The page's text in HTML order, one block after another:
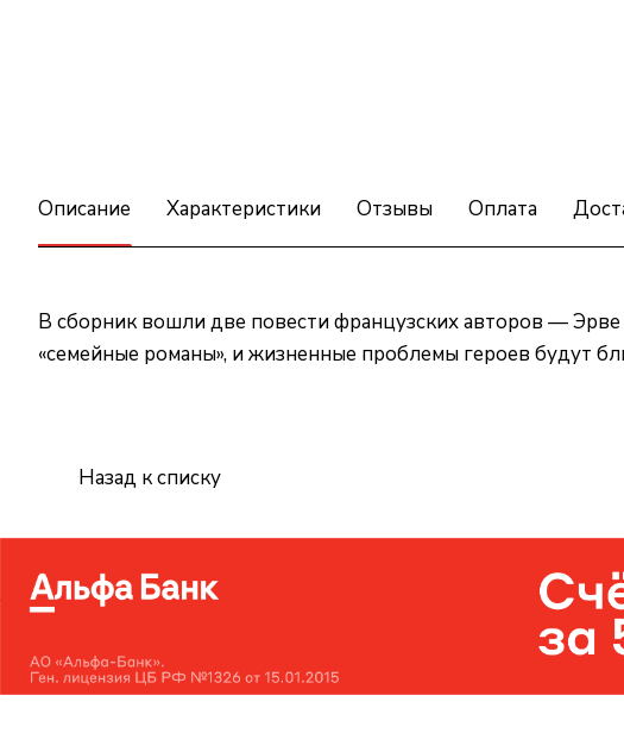
Описание Характеристики Отзывы Оплата
В сборник вошли две повести французских авторов —
«семейные романы», и жизненные проблемы героев будут
Назад к списку